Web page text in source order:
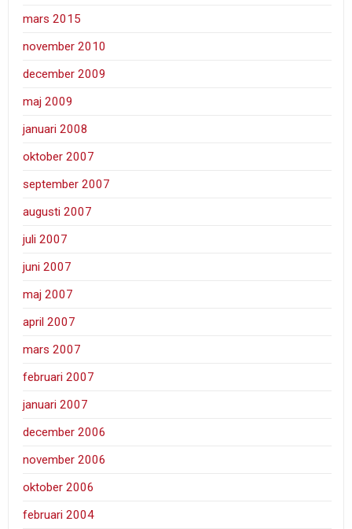
mars 2015
november 2010
december 2009
maj 2009
januari 2008
oktober 2007
september 2007
augusti 2007
juli 2007
juni 2007
maj 2007
april 2007
mars 2007
februari 2007
januari 2007
december 2006
november 2006
oktober 2006
februari 2004